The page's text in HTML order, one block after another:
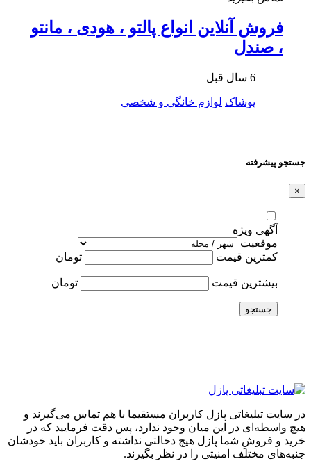
فروش آنلاین انواع پالتو ، هودی ، مانتو
، صندل
6 سال قبل
پوشاک لوازم خانگی و شخصی
جستجو پیشرفته
×
آگهی ویژه
موقعیت
کمترین قیمت
تومان
بیشترین قیمت تومان
جستجو
در سایت تبلیغاتی پازل کاربران مستقیما با هم تماس می‌گیرند و
هیچ واسطه‌ای در این میان وجود ندارد، پس دقت فرمایید که در
خرید و فروشِ شما پازل هیچ دخالتی نداشته و کاربران باید خودشان
جنبه‌های مختلف امنیتی را در نظر بگیرند.